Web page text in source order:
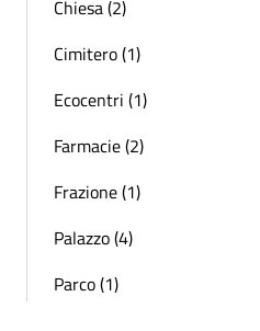
Chiesa (2)
Cimitero (1)
Ecocentri (1)
Farmacie (2)
Frazione (1)
Palazzo (4)
Parco (1)